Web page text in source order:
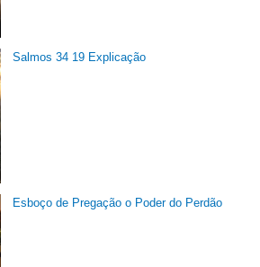
Salmos 34 19 Explicação
Esboço de Pregação o Poder do Perdão